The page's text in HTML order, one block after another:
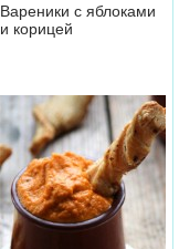
Вареники с яблоками
и корицей